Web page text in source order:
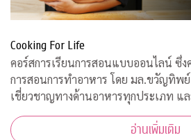
Cooking For Life
คอร์สการเรียนการสอนแบบออนไลน์ ซึ่ง
การสอนการทำอาหาร โดย มล.ขวัญทิพ
เชี่ยวชาญทางด้านอาหารทุกประเภท แ
รับความร่วมมือจากคณาจารย์ ผู้ทรงคุณ
ความรู้ ตามหลักวิชาการอีกด้วยอ่านเพิ่มเติม